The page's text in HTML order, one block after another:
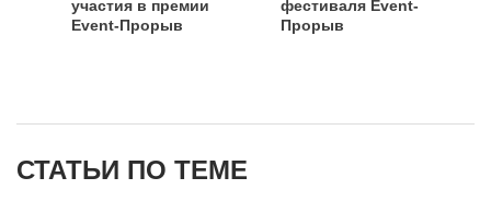
участия в премии
Event-Прорыв
фестиваля Event-
Прорыв
СТАТЬИ ПО ТЕМЕ